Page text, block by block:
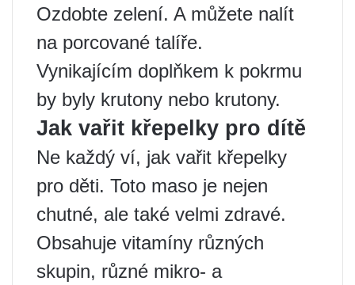
Ozdobte zelení. A můžete nalít
na porcované talíře.
Vynikajícím doplňkem k pokrmu
by byly krutony nebo krutony.
Jak vařit křepelky pro dítě
Ne každý ví, jak vařit křepelky
pro děti. Toto maso je nejen
chutné, ale také velmi zdravé.
Obsahuje vitamíny různých
skupin, různé mikro- a